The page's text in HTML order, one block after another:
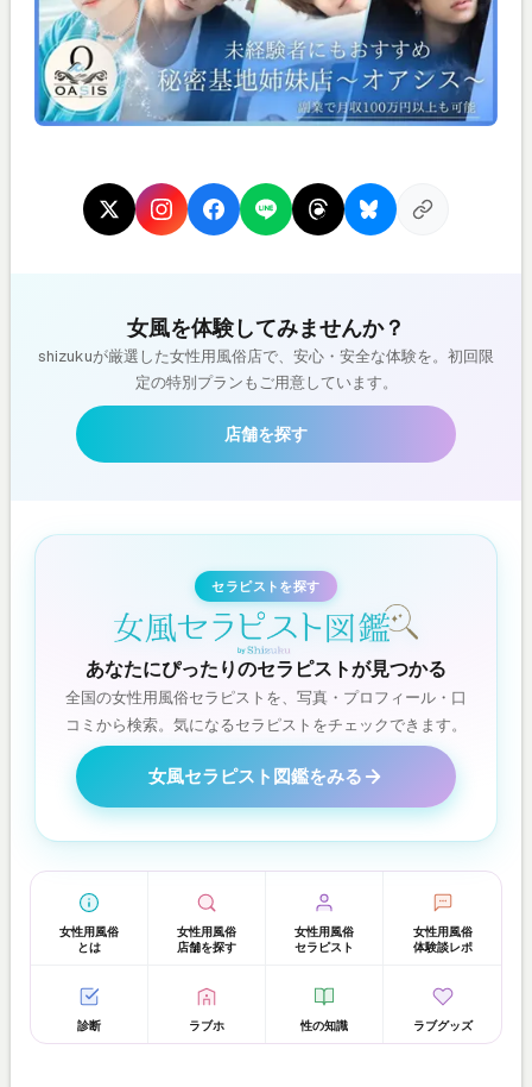
女風を体験してみませんか？
shizukuが厳選した女性用風俗店で、安心・安全な体験を。初回限
定の特別プランもご用意しています。
店舗を探す
セラピストを探す
あなたにぴったりのセラピストが見つかる
全国の女性用風俗セラピストを、写真・プロフィール・口
コミから検索。気になるセラピストをチェックできます。
女風セラピスト図鑑をみる
女性用風俗
とは
女性用風俗
店舗を探す
女性用風俗
セラピスト
女性用風俗
体験談レポ
診断 ラブホ 性の知識 ラブグッズ